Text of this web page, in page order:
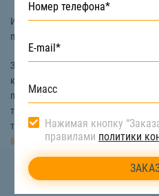
Используется для погрузки
применяют, например, эвакуатор с
Заказать эвакуатор для погрузки
компании «СтройТакси». Мы
поскольку наша техника полностью
только опытные машинисты. Узнать
транспортировки можно у наших
66
Нажимая кнопку
правилами политики